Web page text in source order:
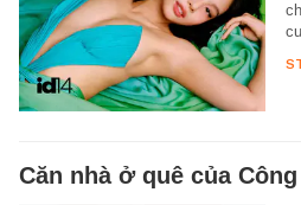
Căn nhà ở quê của